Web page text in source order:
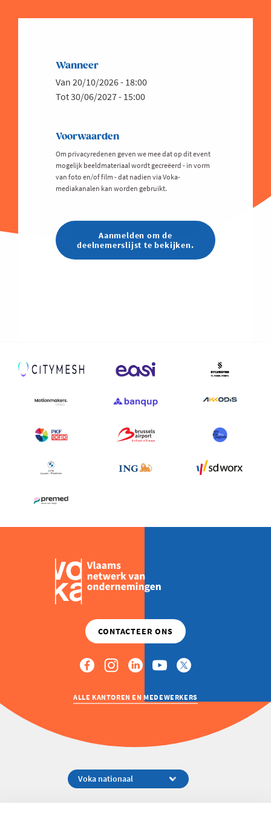
Wanneer
Van 20/10/2026 - 18:00
Tot 30/06/2027 - 15:00
Voorwaarden
Om privacyredenen geven we mee dat op dit event
mogelijk beeldmateriaal wordt gecreëerd - in vorm
van foto en/of film - dat nadien via Voka-
mediakanalen kan worden gebruikt.
Aanmelden om de
deelnemerslijst te bekijken.
ALLE KANTOREN EN MEDEWERKERS